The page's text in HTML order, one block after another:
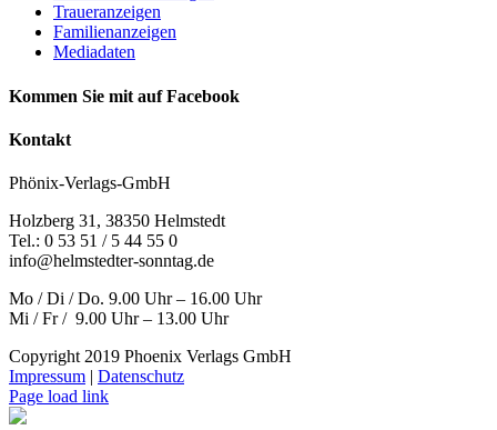
Traueranzeigen
Familienanzeigen
Mediadaten
Kommen Sie mit auf Facebook
Kontakt
Phönix-Verlags-GmbH
Holzberg 31, 38350 Helmstedt
Tel.: 0 53 51 / 5 44 55 0
info@helmstedter-sonntag.de
Mo / Di / Do. 9.00 Uhr – 16.00 Uhr
Mi / Fr / 9.00 Uhr – 13.00 Uhr
Copyright 2019 Phoenix Verlags GmbH
Impressum | Datenschutz
Page load link